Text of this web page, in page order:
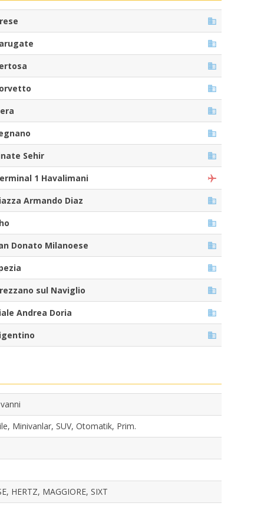
Sehir
1 Havalimani
Armando Diaz
Donato Milanoese
sul Naviglio
Andrea Doria
Minivanlar, SUV, Otomatik, Prim.
HERTZ, MAGGIORE, SIXT